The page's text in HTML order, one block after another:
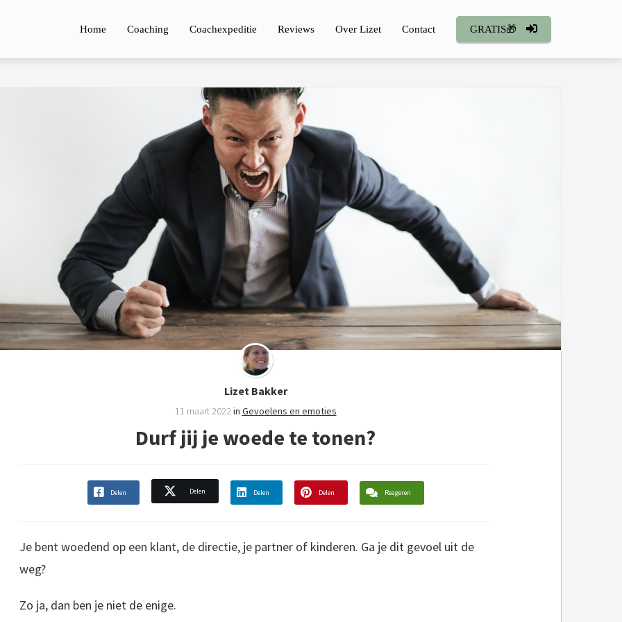
Home Coaching Coachexpeditie Reviews Over Lizet Contact GRATIS🎁
Lizet Bakker
11 maart 2022 in Gevoelens en emoties
Durf jij je woede te tonen?
Delen Delen Delen Delen Reageren
Je bent woedend op een klant, de directie, je partner of kinderen. Ga je dit gevoel uit de
weg?
Zo ja, dan ben je niet de enige.